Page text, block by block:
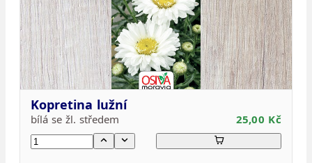
Kopretina lužní
bílá se žl. středem 25,00 Kč